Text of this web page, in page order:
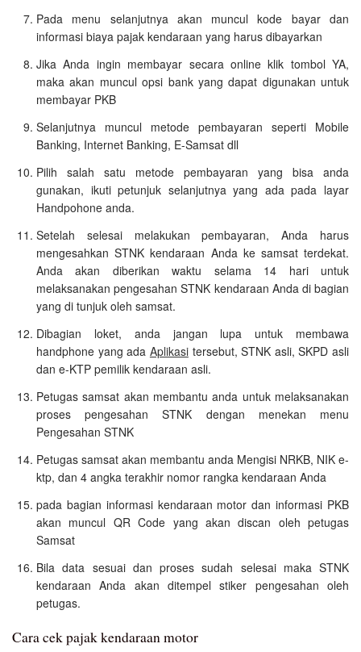
Pada menu selanjutnya akan muncul kode bayar dan
informasi biaya pajak kendaraan yang harus dibayarkan
Jika Anda ingin membayar secara online klik tombol YA,
maka akan muncul opsi bank yang dapat digunakan untuk
membayar PKB
Selanjutnya muncul metode pembayaran seperti Mobile
Banking, Internet Banking, E-Samsat dll
Pilih salah satu metode pembayaran yang bisa anda
gunakan, ikuti petunjuk selanjutnya yang ada pada layar
Handpohone anda.
Setelah selesai melakukan pembayaran, Anda harus
mengesahkan STNK kendaraan Anda ke samsat terdekat.
Anda akan diberikan waktu selama 14 hari untuk
melaksanakan pengesahan STNK kendaraan Anda di bagian
yang di tunjuk oleh samsat.
Dibagian loket, anda jangan lupa untuk membawa
handphone yang ada Aplikasitersebut, STNK asli, SKPD asli
dan e-KTP pemilik kendaraan asli.
Petugas samsat akan membantu anda untuk melaksanakan
proses pengesahan STNK dengan menekan menu
Pengesahan STNK
Petugas samsat akan membantu anda Mengisi NRKB, NIK e-
ktp, dan 4 angka terakhir nomor rangka kendaraan Anda
pada bagian informasi kendaraan motor dan informasi PKB
akan muncul QR Code yang akan discan oleh petugas
Samsat
Bila data sesuai dan proses sudah selesai maka STNK
kendaraan Anda akan ditempel stiker pengesahan oleh
petugas.
Cara cek pajak kendaraan motor